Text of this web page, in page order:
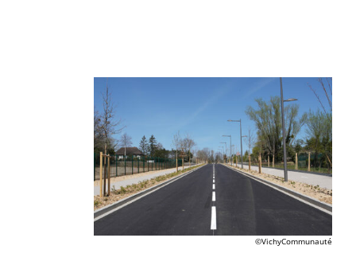
©VichyCommunauté